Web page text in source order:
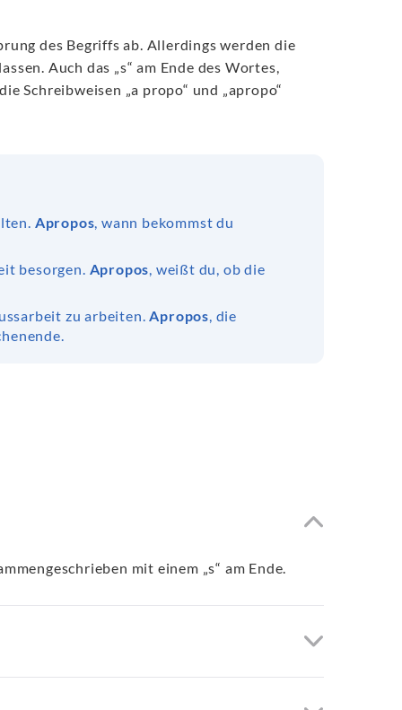
des Begriffs ab. Allerdings werden die
Auch das „s“ am Ende des Wortes,
Schreibweisen „a propo“ und „apropo“
Apropos, wann bekommst du
besorgen. Apropos, weißt du, ob die
zu arbeiten.Apropos, die
mit einem „s“ am Ende.